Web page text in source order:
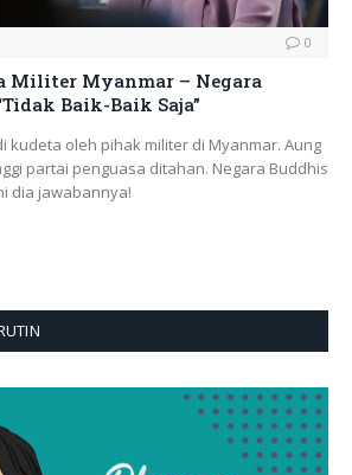
0
Militer Myanmar – Negara
Baik-Baik Saja”
kudeta oleh pihak militer di Myanmar. Aung
partai penguasa ditahan. Negara Buddhis
dia jawabannya!